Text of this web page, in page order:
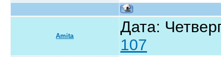
Amita
Дата:
107